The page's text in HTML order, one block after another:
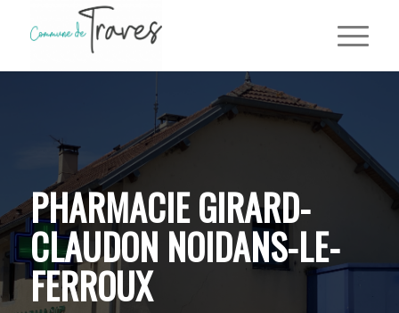
PHARMACIE GIRARD-
CLAUDON NOIDANS-LE-
FERROUX